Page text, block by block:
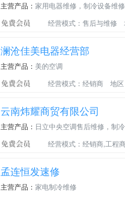
主营产品： 家用电器维修，制冷设备维修
经营模式：售后与维修
澜沧佳美电器经营部
主营产品： 美的空调
经营模式：经销商
地
云南炜耀商贸有限公司
主营产品： 日立中央空调售后维修，制
经营模式：经销商,工程
孟连恒发速修
主营产品： 家电制冷维修